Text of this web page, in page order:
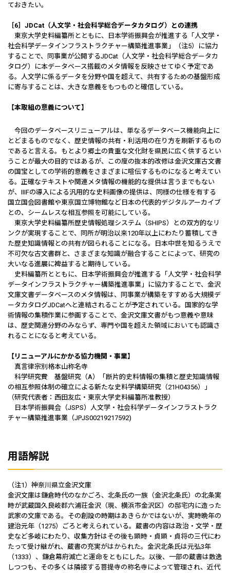
ておきたい。
［6］JDCat（人文学・社会科学総合データカタログ）との連携
東京大学史料編纂所とともに、日本学術振興会が推進する「人文学・
社会科学データインフラストラクチャー構築推進事業」（注5）に協力
することで、同事業が公開するJDCat（人文学・社会科学総合データカ
タログ）に本データベース搭載のメタ情報を反映させてゆく予定であ
る。人文学に係るデータを分野や国を超えて、共有するための基盤形成
に寄与することは、大きな意義をもつものと確信している。
【本取組の意義について】
今回のデータベースリニューアルは、単なるデータベース機能向上に
とどまるものでなく、歴史情報の共有・利活用の在り方を刷新するもの
であると言える。もとより郷土の貴重な文化財を県民に広く供するとい
うことが最大の目的ではあるが、この度の抜本的改修は金沢文庫古文書
の国宝としての学術的意義をさまざまに喧伝するものになると考えてい
る。正確なテキストや関連メタ情報の機能的な提供は言うまでもない
が、IIIFの導入による汎用的な史料画像の提供は、同様の仕様を有する
国立国会図書館や東京国立博物館など日本の代表的デジタルアーカイブ
との、シームレスな相互参照を可能にしている。
東京大学史料編纂所歴史情報処理システム（SHIPS）との双方的なリ
ンクが実現することで、同所が明治以来120年以上にわたり蓄積してき
た歴史知識情報との共有が図られることになる。日本中世を知るうえで
不可欠な古文書群と、さまざまな知識が融合することによって、研究の
大いなる進展に裨益すると期待している。
史料編纂所とともに、日本学術振興会が推進する「人文学・社会科学
データインフラストラクチャー構築推進事業」に協力することで、金沢
文庫文書データベースのメタ情報は、同事業が構築をすすめる大規模デ
ータカタログJDCatへと連結されることが予定されている。国家的な学
術情報の集積作業に参画することで、金沢文庫文書がもつ意義や意味
は、歴史関連分野のみならず、専門や国を超えた領域においても認識さ
れることになると考えている。
【リニューアルにかかる協力機関・事業】
真言律宗別格本山称名寺
科学研究費 基盤研究（A）「断片的史料情報の集積と歴史知識情報
の相互参照体制の確立による新たな史料学構築研究（21H04356）」
（研究代表者：西田友広・東京大学史料編纂所准教授）
日本学術振興会（JSPS）人文学・社会科学データインフラストラク
チャー構築推進事業（JPJS00219217592)
用語解説
（注1）神奈川県立金沢文庫
金沢文庫は鎌倉時代のなかごろ、北条氏の一族（金沢北条氏）の北条実
時が武蔵国久良岐郡六浦荘金沢（現、横浜市金沢区）の邸宅内に造った
武家の文庫である。その創設の時期はあきらかではないが、実時晩年の
建治元年（1275）ごろと考えられている。蔵書の内容は政治・文学・歴
史など多岐にわたり、収集方針はその後も顕時・貞顕・貞将の三代にわ
たって受け継がれ、蔵書の充実がはかられた。金沢北条氏は元弘3年
（1333）、鎌倉幕府滅亡と運命をともにした。以後、一部の蔵書は散逸
しつつも、その多くは隣接する菩提寺の称名寺によって管理され、近代